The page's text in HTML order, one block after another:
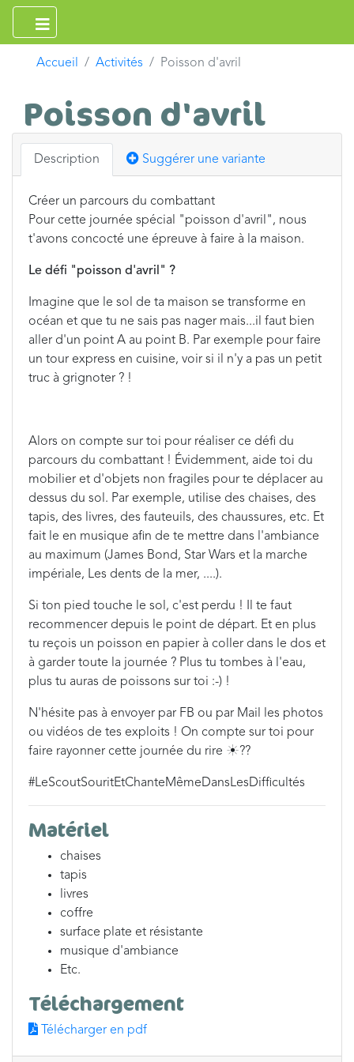
Accueil Activités Poisson d'avril
Poisson d'avril
Description Suggérer une variante
Créer un parcours du combattant
Pour cette journée spécial "poisson d'avril", nous
t'avons concocté une épreuve à faire à la maison.
Le défi "poisson d'avril" ?
Imagine que le sol de ta maison se transforme en
océan et que tu ne sais pas nager mais...il faut bien
aller d'un point A au point B. Par exemple pour faire
un tour express en cuisine, voir si il n'y a pas un petit
truc à grignoter ? !
Alors on compte sur toi pour réaliser ce défi du
parcours du combattant ! Évidemment, aide toi du
mobilier et d'objets non fragiles pour te déplacer au
dessus du sol. Par exemple, utilise des chaises, des
tapis, des livres, des fauteuils, des chaussures, etc. Et
fait le en musique afin de te mettre dans l'ambiance
au maximum (James Bond, Star Wars et la marche
impériale, Les dents de la mer, ....).
Si ton pied touche le sol, c'est perdu ! Il te faut
recommencer depuis le point de départ. Et en plus
tu reçois un poisson en papier à coller dans le dos et
à garder toute la journée ? Plus tu tombes à l'eau,
plus tu auras de poissons sur toi :-) !
N'hésite pas à envoyer par FB ou par Mail les photos
ou vidéos de tes exploits ! On compte sur toi pour
faire rayonner cette journée du rire ☀️??
#LeScoutSouritEtChanteMêmeDansLesDifficultés
Matériel
chaises
tapis
livres
coffre
surface plate et résistante
musique d'ambiance
Etc.
Téléchargement
Télécharger en pdf